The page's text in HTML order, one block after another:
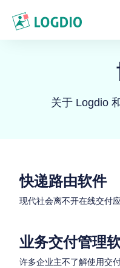
关于 Logdio
快递路由软件
现代社会离不开在线交付
业务交付管理
许多企业主不了解使用交